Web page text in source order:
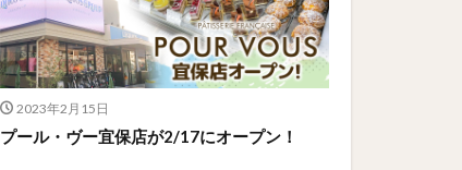
2023年2月15日
プール・ヴー宜保店が2/17にオープン！